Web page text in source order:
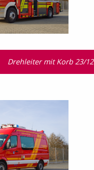
Drehleiter mit Korb 23/12